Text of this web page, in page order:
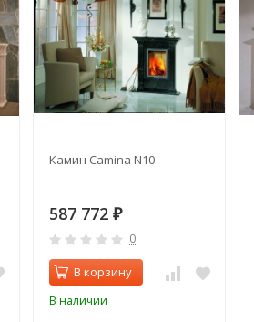
Камин Camina N10
587 772 ₽
0
В корзину
В наличии